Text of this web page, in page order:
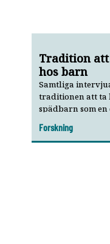
Tradition
hos barn
Samtliga
traditionen att ta
spädbarn som
visar ny forskning.
Forskning